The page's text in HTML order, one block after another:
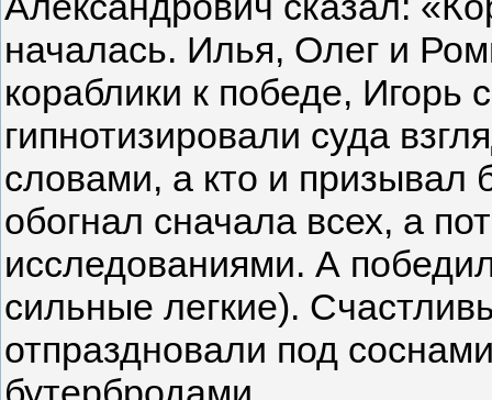
началась. Илья, Олег и
кораблики к победе,
гипнотизировали суда
словами, а кто и
обогнал сначала всех, а
исследованиями. А
сильные легкие).
отпраздновали под